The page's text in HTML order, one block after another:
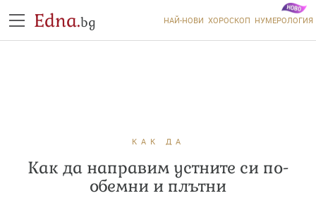
Edna.bg НАЙ-НОВИ ХОРОСКОП НУМЕРОЛОГИЯ
КАК ДА
Как да направим устните си по-
обемни и плътни